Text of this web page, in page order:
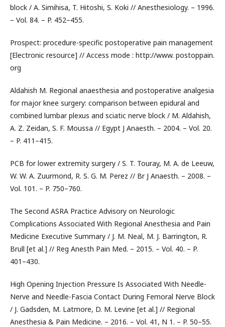
block / A. Simihisa, T. Hitoshi, S. Koki // Anesthesiology. – 1996.
– Vol. 84. – P. 452–455.
Prospect: procedure-specific postoperative pain management
[Electronic resource] // Access mode : http://www. postoppain.
org
Aldahish M. Regional anaesthesia and postoperative analgesia
for major knee surgery: comparison between epidural and
combined lumbar plexus and sciatic nerve block / M. Aldahish,
A. Z. Zeidan, S. F. Moussa // Egypt J Anaesth. – 2004. – Vol. 20.
– P. 411–415.
PCB for lower extremity surgery / S. T. Touray, M. A. de Leeuw,
W. W. A. Zuurmond, R. S. G. M. Perez // Br J Anaesth. – 2008. –
Vol. 101. – P. 750–760.
The Second ASRA Practice Advisory on Neurologic
Complications Associated With Regional Anesthesia and Pain
Medicine Executive Summary / J. M. Neal, M. J. Barrington, R.
Brull [et al.] // Reg Anesth Pain Med. – 2015. – Vol. 40. – P.
401–430.
High Opening Injection Pressure Is Associated With Needle-
Nerve and Needle-Fascia Contact During Femoral Nerve Block
/ J. Gadsden, M. Latmore, D. M. Levine [et al.] // Regional
Anesthesia & Pain Medicine. – 2016. – Vol. 41, N 1. – P. 50–55.